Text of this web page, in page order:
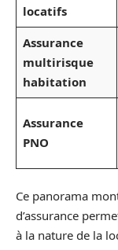
locatifs
Assurance
multirisque
habitation
Assurance
PNO
Ce panorama
d’assurance
à la nature de la